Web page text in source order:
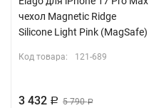
чехол Magnetic Ridge
Silicone Light Pink (MagSafe)
Код товара: 121-689
3 432 Р 5 790Р